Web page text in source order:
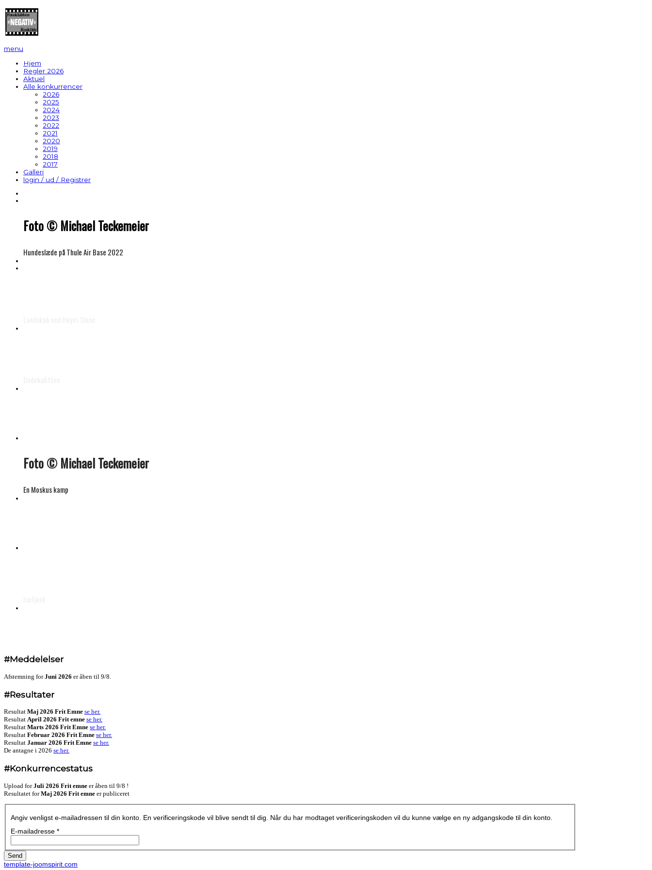
menu
Hjem
Regler 2026
Aktuel
Alle konkurrencer
2026
2025
2024
2023
2022
2021
2020
2019
2018
2017
Galleri
login / ud / Registrer
Foto © Michael Teckemeier
Hundeslæde på Thule Air Base 2022
Foto © Michael Teckemeier
En Moskus kamp
#Meddelelser
Afstemning forJuni 2026 er åben til 9/8.
#Resultater
Resultat Maj 2026 Frit Emne se her.
Resultat April 2026 Frit emne se her.
Resultat Marts 2026 Frit Emne se her.
Resultat Februar 2026 Frit Emne se her.
Resultat Januar 2026 Frit Emne se her.
De antagne i 2026 se her.
#Konkurrencestatus
Upload forJuli 2026 Frit emne er åben til 9/8 !
Resultatet forMaj 2026 Frit emne er publiceret
Angiv venligst e-mailadressen til din konto. En verificeringskode vil blive sendt til dig. Når du har modtaget verificeringskoden vil du kunne vælge en ny adgangskode til din konto.
E-mailadresse *
Send
template-joomspirit.com